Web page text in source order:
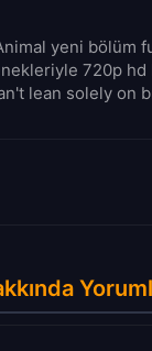
yeni bölüm
720p
lean solely on